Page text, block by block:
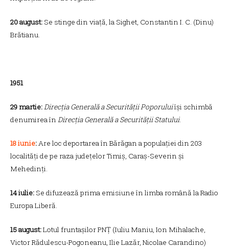
20 august: Se stinge din viață, la Sighet, Constantin I. C. (Dinu)
Brătianu.
1951
29 martie:Direcția Generală a Securității Poporuluiîși schimbă
denumirea în Direcția Generală a Securității Statului.
18 iunie:Are loc deportarea în Bărăgan a populației din 203
localități de pe raza județelor Timiș, Caraș-Severin și
Mehedinți.
14 iulie: Se difuzează prima emisiune în limba română la Radio
Europa Liberă.
15 august:Lotul fruntașilor PNȚ (Iuliu Maniu, Ion Mihalache,
Victor Rădulescu-Pogoneanu, Ilie Lazăr, Nicolae Carandino)